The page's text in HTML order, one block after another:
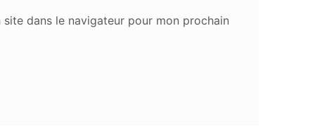
dans le navigateur pour mon prochain